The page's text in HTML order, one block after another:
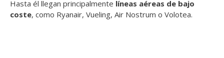
Hasta él llegan principalmente líneas aéreas de bajo
coste, como Ryanair, Vueling, Air Nostrum o Volotea.